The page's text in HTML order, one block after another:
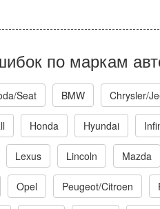
по маркам
Seat BMW Chrysler/
Honda Hyundai
Lexus Lincoln Mazda
Opel Peugeot/Citroen